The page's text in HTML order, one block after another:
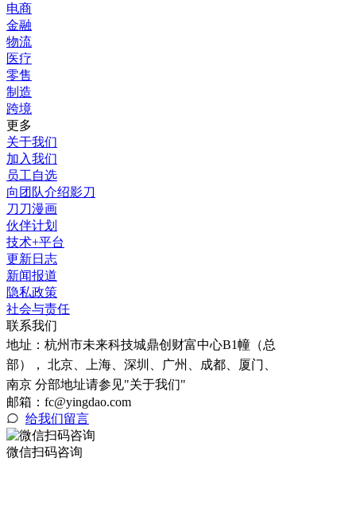
电商
金融
物流
医疗
零售
制造
跨境
更多
关于我们
加入我们
员工自选
向团队介绍影刀
刀刀漫画
伙伴计划
技术+平台
更新日志
新闻报道
隐私政策
社会与责任
联系我们
地址： 杭州市未来科技城鼎创财富中心B1幢（总
部）， 北京、上海、深圳、广州、成都、厦门、
南京 分部地址请参见"关于我们"
邮箱：fc@yingdao.com
给我们留言
微信扫码咨询